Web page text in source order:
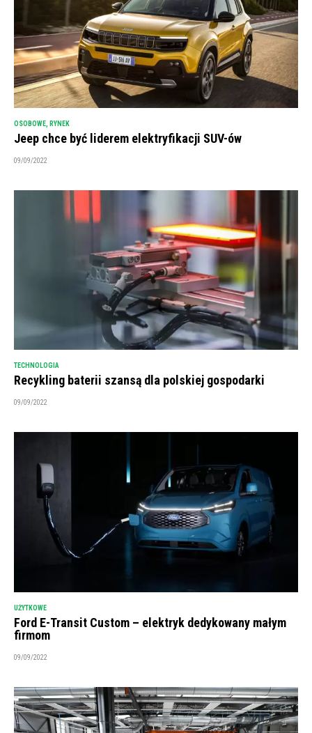
OSOBOWE RYNEK
Jeep chce być liderem elektryfikacji SUV-ów
09/09/2022
TECHNOLOGIA
Recykling baterii szansą dla polskiej gospodarki
09/09/2022
UŻYTKOWE
Ford E-Transit Custom – elektryk dedykowany małym
firmom
09/09/2022